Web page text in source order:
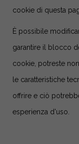
cookie di questa
È possibile
garantire il blocco
cookie, potreste
le caratteristiche
offrire e ciò
esperienza d'uso.